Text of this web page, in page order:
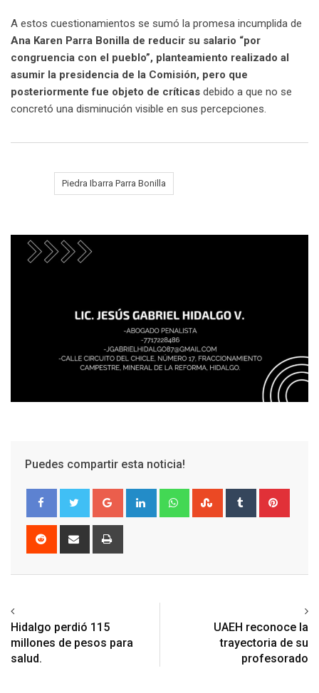
A estos cuestionamientos se sumó la promesa incumplida de
Ana Karen Parra Bonilla de reducir su salario “por
congruencia con el pueblo”, planteamiento realizado al
asumir la presidencia de la Comisión, pero que
posteriormente fue objeto de críticas debido a que no se
concretó una disminución visible en sus percepciones.
Piedra Ibarra Parra Bonilla
Puedes compartir esta noticia!
Google+ LinkedIn WhatsappStumbleUpon
Tumblr
Reddit
Share
Hidalgo perdió 115
millones de pesos para
salud.
UAEH reconoce la
trayectoria de su
profesorado